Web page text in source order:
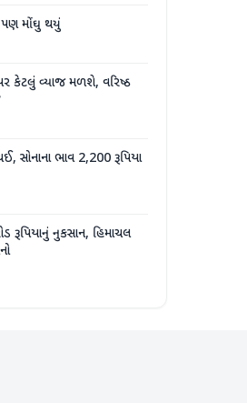
પણ મોંઘુ થયું
કેટલું વ્યાજ મળશે, વરિષ્ઠ
સોનાના ભાવ 2,200 રૂપિયા
રૂપિયાનું નુકસાન, હિમાચલ